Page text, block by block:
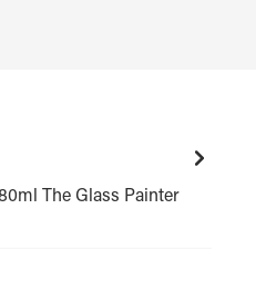
The Glass Painter